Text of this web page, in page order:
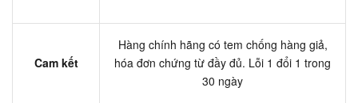
Cam kết
Hàng chính hãng có tem chống hàng giả,
hóa đơn chứng từ đầy đủ. Lỗi 1 đổi 1 trong
30 ngày